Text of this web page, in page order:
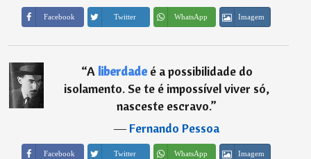
Facebook Twitter WhatsApp Imagem
“A liberdadeé a possibilidade do
isolamento. Se te é impossível viver só,
nasceste escravo.”
―Fernando Pessoa
Facebook Twitter WhatsApp Imagem